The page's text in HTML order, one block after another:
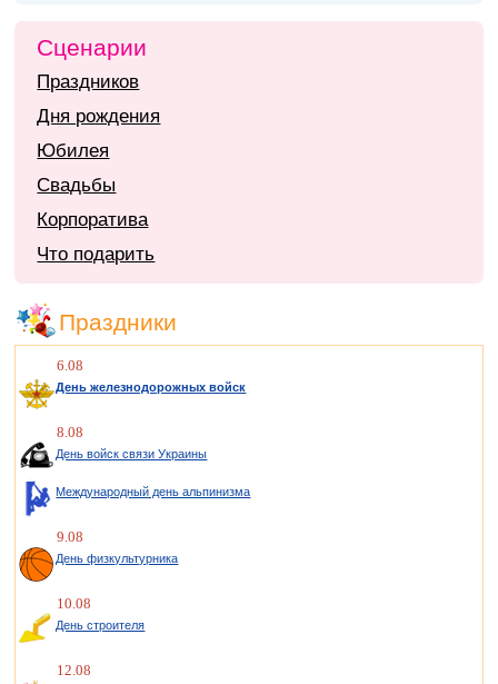
Сценарии
Праздников
Дня рождения
Юбилея
Свадьбы
Корпоратива
Что подарить
Праздники
6.08
День железнодорожных войск
8.08
День войск связи Украины
Международный день альпинизма
9.08
День физкультурника
10.08
День строителя
12.08